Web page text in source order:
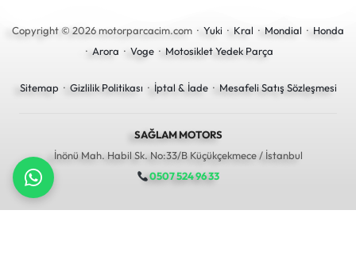
Copyright © 2026 motorparcacim.com · Yuki · Kral · Mondial · Honda
· Arora · Voge· Motosiklet Yedek Parça
Sitemap · Gizlilik Politikası · İptal & İade· Mesafeli Satış Sözleşmesi
SAĞLAM MOTORS
İnönü Mah. Habil Sk. No:33/B Küçükçekmece / İstanbul
0507 524 96 33